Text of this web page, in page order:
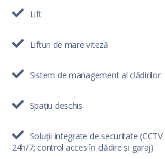
Lift
Lifturi de mare viteză
Sistem de management al clădirilor
Spațiu deschis
Soluții integrate de securitate
24h/7; control acces în clădire și garaj)